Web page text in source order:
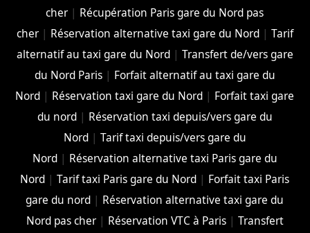
cher | Récupération Paris gare du Nord pas
cher| Réservation alternative taxi gare du Nord| Tarif
alternatif au taxi gare du Nord| Transfert de/vers gare
du Nord Paris| Forfait alternatif au taxi gare du
Nord | Réservation taxi gare du Nord | Forfait taxi gare
du nord| Réservation taxi depuis/vers gare du
Nord| Tarif taxi depuis/vers gare du
Nord| Réservation alternative taxi Paris gare du
Nord |Tarif taxi Paris gare du Nord | Forfait taxi Paris
gare du nord | Réservation alternative taxi gare du
Nord pas cher| Réservation VTC à Paris| Transfert